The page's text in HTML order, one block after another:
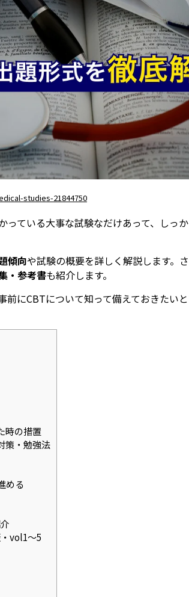
studies-21844750
ている大事な試験なだけあって、しっ
傾向や試験の概要を詳しく解説します。さ
・参考書も紹介します。
にCBTについて知って備えておきたい
時の措置
策・勉強法
める
vol1〜5